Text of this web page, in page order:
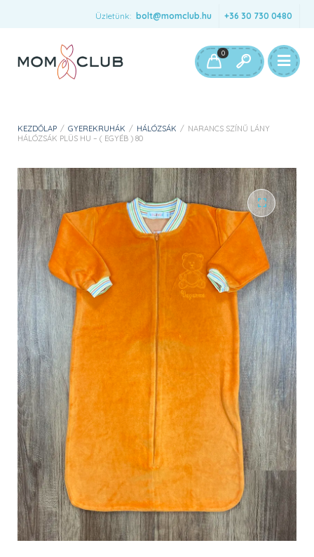
Üzletünk: bolt@momclub.hu +36 30 730 0480
0
KEZDŐLAP / GYEREKRUHÁK / HÁLÓZSÁK / NARANCS SZÍNŰ LÁNY
HÁLÓZSÁK PLÜS HU – ( EGYÉB ) 80